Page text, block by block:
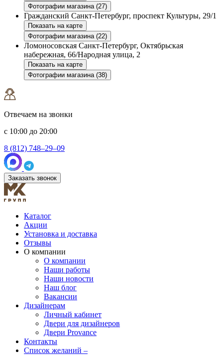
Фотографии магазина (27)
Гражданский Санкт-Петербург, проспект Культуры, 29/1
Показать на карте
Фотографии магазина (22)
Ломоносовская Санкт-Петербург, Октябрьская
набережная, 66/Народная улица, 2
Показать на карте
Фотографии магазина (38)
Отвечаем на звонки
с 10:00 до 20:00
8 (812) 748–29–09
Заказать звонок
Каталог
Акции
Установка и доставка
Отзывы
О компании
О компании
Наши работы
Наши новости
Наш блог
Вакансии
Дизайнерам
Личный кабинет
Двери для дизайнеров
Двери Provance
Контакты
Список желаний –